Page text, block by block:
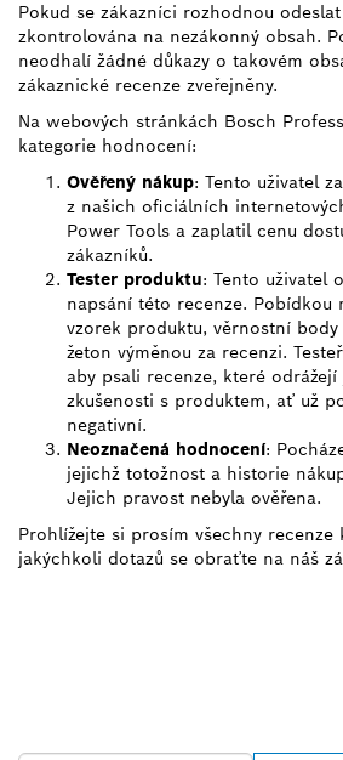
Pokud se zákazníci rozhodnou
zkontrolována na nezákonný obsah.
neodhalí žádné důkazy o takovém
zákaznické recenze zveřejněny.
Na webových stránkách Bosch
kategorie hodnocení:
Ověřený nákup: Tento uživatel
z našich oficiálních
Power Tools a zaplatil cenu
zákazníků.
Tester produktu: Tento uživatel
napsání této recenze. Pobídkou
vzorek produktu, věrnostní
žeton výměnou za recenzi.
aby psali recenze, které
zkušenosti s produktem, ať už
negativní.
Neoznačená hodnocení:
jejichž totožnost a historie
Jejich pravost nebyla ověřena.
Prohlížejte si prosím všechny
jakýchkoli dotazů se obraťte na náš